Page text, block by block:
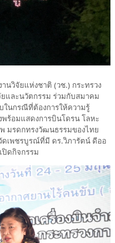
นวิจัยแห่งชาติ (วช.) กระทรวง
และนวัตกรรม ร่วมกับสมาคม
ในกรณีที่ต้องการให้ความรู้
ร้อมแสดงการบินโดรน โลหะ
มรดกทรงวัฒนธรรมของไทย
ดเพชรบูรณ์ที่มี ดร.วิภารัตน์ ดีออ
ปิดกิจกรรม